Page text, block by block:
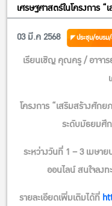
เศรษฐศาสตร์ในโครงการ
เศรษฐศาสตร์ในระดับมัธย
03 มี.ค 2568 ประชุม/อบรม
เรียนเชิญ คุณครู / อาจา
โครงการ “เสริมสร้างศัก
ระดับมัธยมศึ
ระหว่างวันที่ 1 – 3 เมษา
ออนไลน์ สนใจลง
รายละเอียดเพิ่มเติมได้ที่